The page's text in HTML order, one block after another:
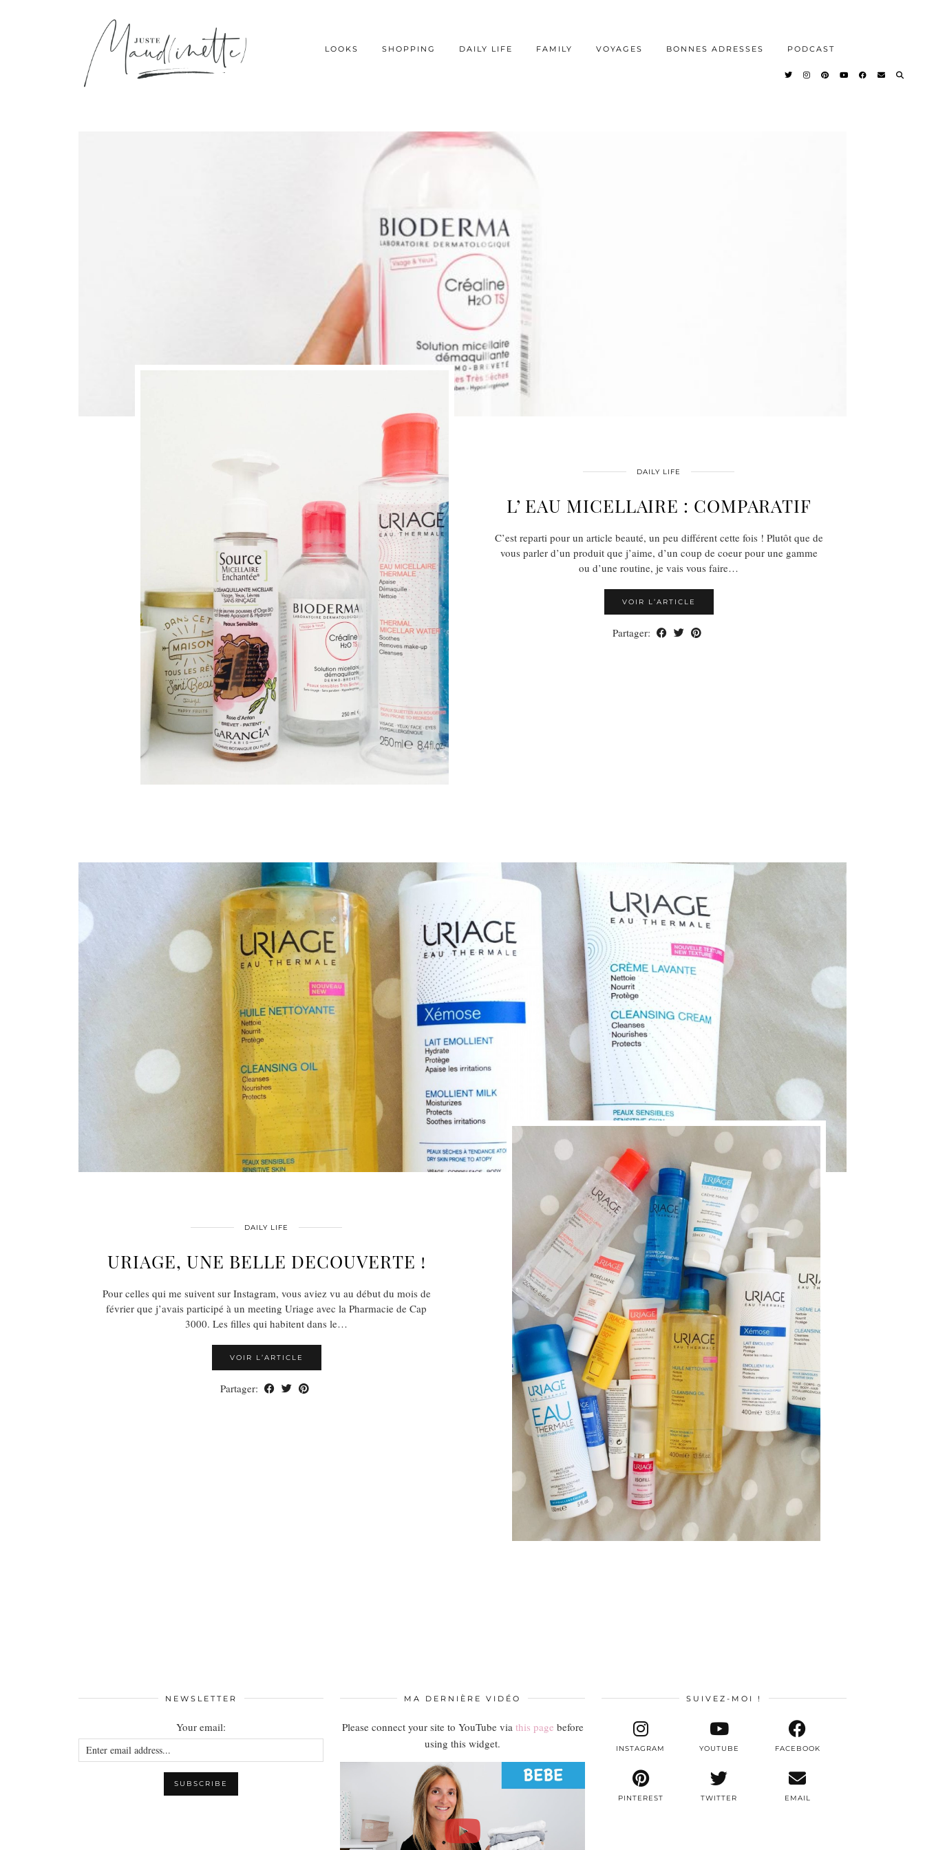
LOOKS SHOPPING DAILY LIFE FAMILY VOYAGES BONNES ADRESSES PODCAST
DAILY LIFE
L’ EAU MICELLAIRE : COMPARATIF
C’est reparti pour un article beauté, un peu différent cette fois ! Plutôt que de
vous parler d’un produit que j’aime, d’un coup de coeur pour une gamme
ou d’une routine, je vais vous faire…
VOIR L’ARTICLE
Partager:
DAILY LIFE
URIAGE, UNE BELLE DECOUVERTE !
Pour celles qui me suivent sur Instagram, vous aviez vu au début du mois de
février que j’avais participé à un meeting Uriage avec la Pharmacie de Cap
3000. Les filles qui habitent dans le…
VOIR L’ARTICLE
Partager:
NEWSLETTER
Your email:
MA DERNIÈRE VIDÉO
Please connect your site to YouTube via this page before
using this widget.
SUIVEZ-MOI !
TWITTER
INSTAGRAM FACEBOOK
PINTEREST
YOUTUBE
EMAIL